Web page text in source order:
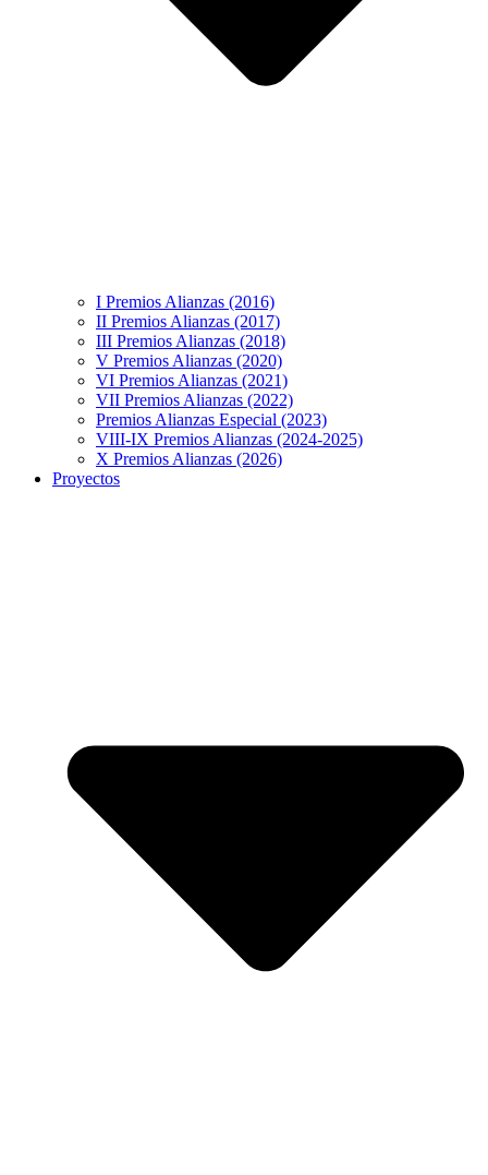
I Premios Alianzas (2016)
II Premios Alianzas (2017)
III Premios Alianzas (2018)
V Premios Alianzas (2020)
VI Premios Alianzas (2021)
VII Premios Alianzas (2022)
Premios Alianzas Especial (2023)
VIII-IX Premios Alianzas (2024-2025)
X Premios Alianzas (2026)
Proyectos